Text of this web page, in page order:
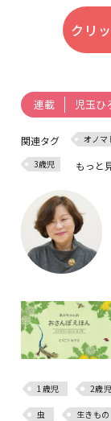
クリ
連載 児玉ひ
関連タグ オノマ
3歳児 もっと
科学絵本
1歳児 2歳児
虫 生きもの